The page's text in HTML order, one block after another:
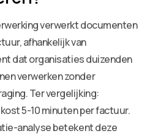
verwerkt documenten
afhankelijk van
dat organisaties duizenden
verwerken zonder
Ter vergelijking:
5-10 minuten per factuur.
analyse betekent deze